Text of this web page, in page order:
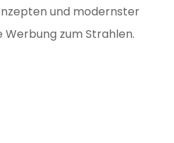
und modernster
zum Strahlen.